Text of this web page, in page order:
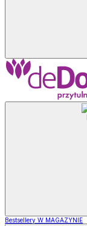
Bestsellery W MAGAZYNIE